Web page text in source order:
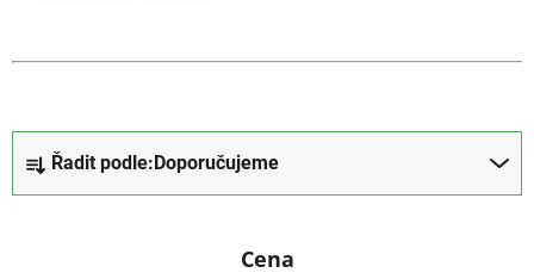
Ř
a
z
Řadit podle: Doporučujeme
Cena